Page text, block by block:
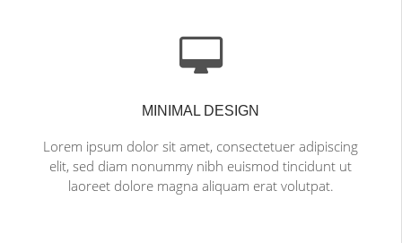
MINIMAL DESIGN
Lorem ipsum dolor sit amet, consectetuer adipiscing
elit, sed diam nonummy nibh euismod tincidunt ut
laoreet dolore magna aliquam erat volutpat.